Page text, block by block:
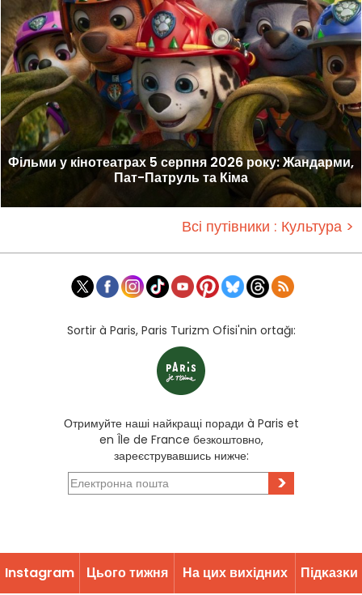
Фільми у кінотеатрах 5 серпня 2026 року: Жандарми,
Пат-Патруль та Кіма
Всі путівники : Культура >
Sortir à Paris, Paris Turizm Ofisi'nin ortağı:
Отримуйте наші найкращі поради à Paris et
en Île de France безкоштовно,
зареєструвавшись нижче:
>
Instagram Цього тижня На цих вихідних Підĸазĸи